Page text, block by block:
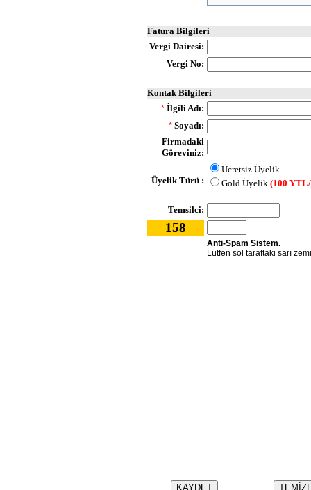
Fatura Bilgileri
Vergi Dairesi:
Vergi No:
Kontak Bilgileri
* İlgili Adı:
* Soyadı:
Firmadaki
Göreviniz:
Üyelik Türü :
Ücretsiz Üyelik
Gold Üyelik (100
Temsilci:
158
Anti-Spam Sistem.
Lütfen sol taraftaki sarı